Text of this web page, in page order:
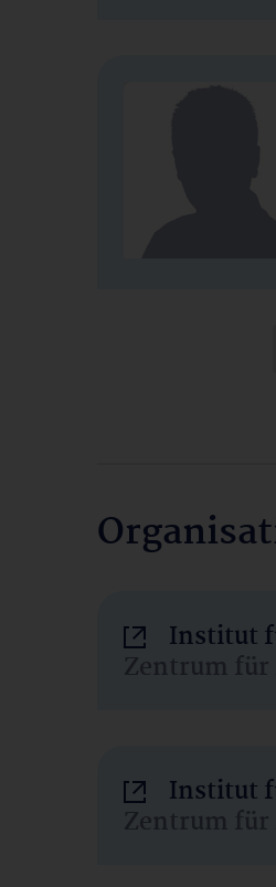
Institut
Zentrum für
Institut
Zentrum für